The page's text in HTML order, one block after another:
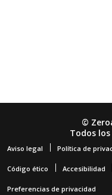
©
Todos
Aviso legal Política de
Código ético Accesibilidad
Preferencias de privacidad